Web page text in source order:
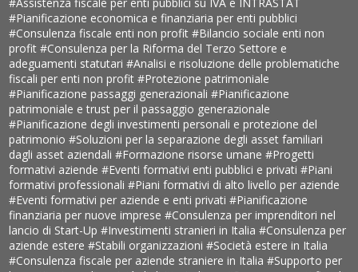
#Assistenza fiscale per enti pubblici su IVA e INTRASTAT
#Pianificazione economica e finanziaria per enti pubblici
#Consulenza fiscale enti non profit#Bilancio sociale enti non
profit#Consulenza per la Riforma del Terzo Settore e
adeguamenti statutari#Analisi e risoluzione delle problematiche
fiscali per enti non profit#Protezione patrimoniale
#Pianificazione passaggi generazionali#Pianificazione
patrimoniale e trust per il passaggio generazionale
#Pianificazione degli investimenti personali e protezione del
patrimonio#Soluzioni per la separazione degli asset familiari
dagli asset aziendali#Formazione risorse umane#Progetti
formativi aziende#Eventi formativi enti pubblici e privati#Piani
formativi professionali#Piani formativi di alto livello per aziende
#Eventi formativi per aziende e enti privati#Pianificazione
finanziaria per nuove imprese#Consulenza per imprenditori nel
lancio di Start-Up#Investimenti stranieri in Italia#Consulenza per
aziende estere#Stabili organizzazioni#Società estere in Italia
#Consulenza fiscale per aziende straniere in Italia#Supporto per